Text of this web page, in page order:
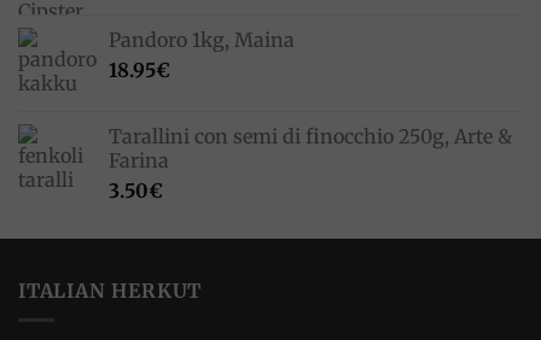
Pandoro 1kg, Maina
18.95€
Tarallini con semi di finocchio 250g, Arte &
Farina
3.50€
ITALIAN HERKUT